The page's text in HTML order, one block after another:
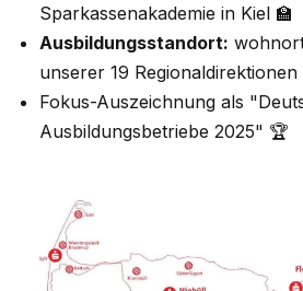
Sparkassenakademie in Kiel 🏫
Ausbildungsstandort:
unserer 19 Regionaldirektionen
Fokus-Auszeichnung als
Ausbildungsbetriebe 2025" 🏆